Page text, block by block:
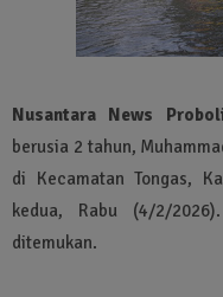
Nusantara News
berusia 2 tahun,
di Kecamatan Tongas,
kedua, Rabu (4/2/
ditemukan.